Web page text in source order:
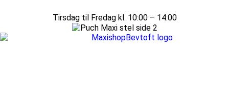
Tirsdag til Fredag kl. 10:00 – 14:00